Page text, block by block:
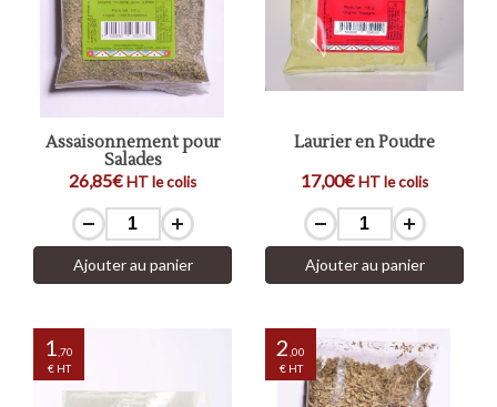
Assaisonnement pour
Salades
26,85€HT le colis
Ajouter au panier
Laurier en Poudre
17,00€HT le colis
Ajouter au panier
1 ,70
€ HT
2 ,00
€ HT